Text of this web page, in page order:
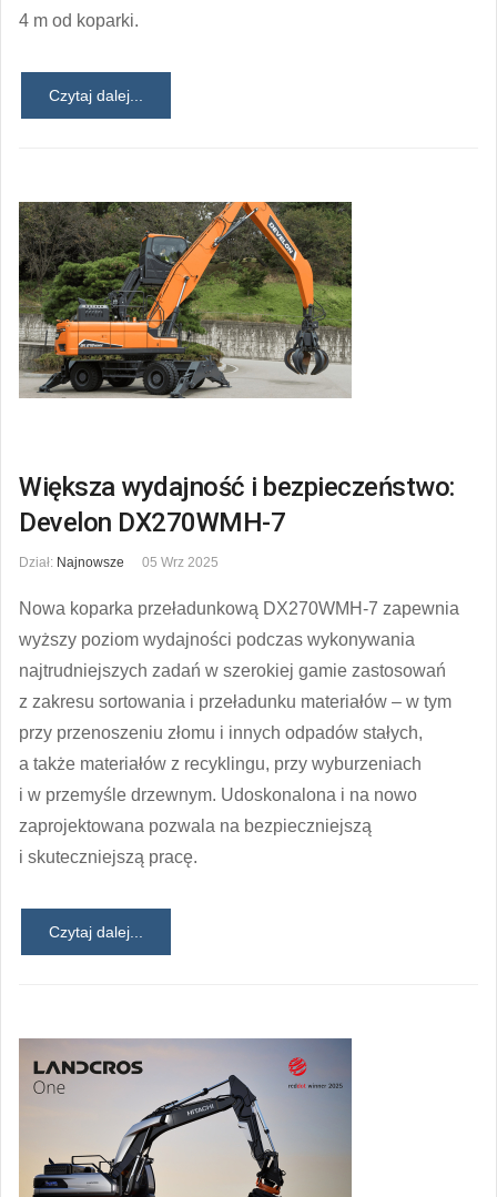
4 m od koparki.
Czytaj dalej...
Większa wydajność i bezpieczeństwo:
Develon DX270WMH-7
Dział: Najnowsze 05 Wrz 2025
Nowa koparka przeładunkową DX270WMH-7 zapewnia
wyższy poziom wydajności podczas wykonywania
najtrudniejszych zadań w szerokiej gamie zastosowań
z zakresu sortowania i przeładunku materiałów – w tym
przy przenoszeniu złomu i innych odpadów stałych,
a także materiałów z recyklingu, przy wyburzeniach
i w przemyśle drzewnym. Udoskonalona i na nowo
zaprojektowana pozwala na bezpieczniejszą
i skuteczniejszą pracę.
Czytaj dalej...